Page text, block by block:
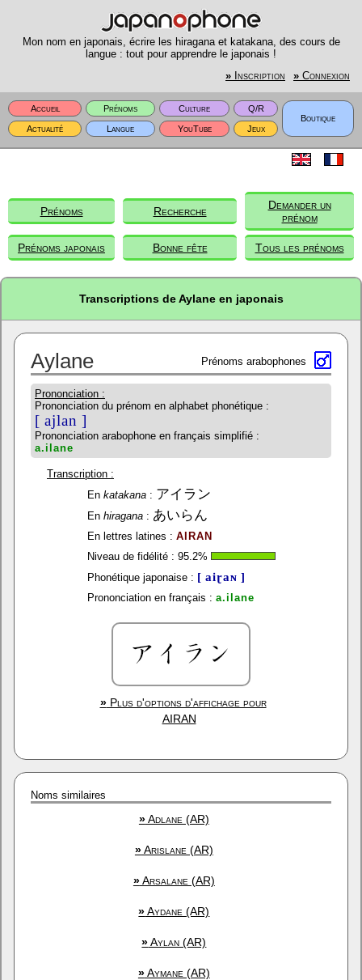
Mon nom en japonais, écrire les hiragana et katakana, des cours de
langue : tout pour apprendre le japonais !
» Inscription » Connexion
Accueil Prénoms Culture
Q/R
Boutique
Actualité
Langue YouTube Jeux
Prénoms Recherche
Demander un
prénom
Prénoms japonais Bonne fête Tous les prénoms
Transcriptions de Aylane en japonais
Aylane Prénoms arabophones
Prononciation :
Prononciation du prénom en alphabet phonétique :
[ ajlan ]
Prononciation arabophone en français simplifié :
a.ilane
Transcription :
En katakana: アイラン
En hiragana: あいらん
En lettres latines : AIRAN
Niveau de fidélité : 95.2%
Phonétique japonaise : [ aiɽaɴ ]
Prononciation en français : a.ilane
»Plus d'options d'affichage pour
AIRAN
Noms similaires
»Adlane (AR)
»Arislane (AR)
»Arsalane (AR)
»Aydane (AR)
»Aylan (AR)
»Aymane (AR)